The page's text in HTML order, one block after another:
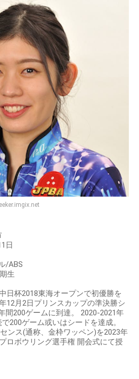
日
/ABS
生
日杯2018東海オープンで初優勝を
12月2日プリンスカップの準決勝シ
間200ゲームに到達。 2020-2021年
200ゲーム或いはシードを達成。
ンス(通称、金枠ワッペン)を2023年
ロボウリング選手権 開会式にて授